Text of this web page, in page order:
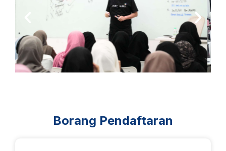
Borang Pendaftaran